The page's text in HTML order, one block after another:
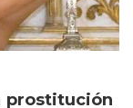
prostitución